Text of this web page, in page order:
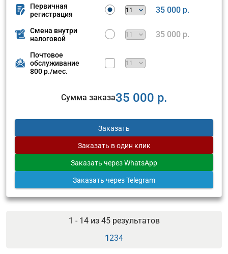
Первичная
регистрация
35 000 р.
Смена внутри
налоговой
35 000 р.
Почтовое
обслуживание
800 р./мес.
Сумма заказа35 000 р.
Заказать
Заказать в один клик
Заказать через WhatsApp
Заказать через Telegram
1 - 14 из 45результатов
1234